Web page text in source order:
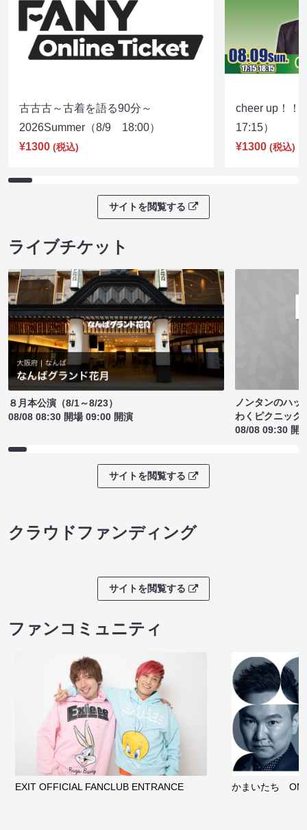
古古古～古着を語る90分～
2026Summer（8/9 18:00）
¥1300 (税込)
cheer up！
17:15）
¥1300 (税込)
サイトを閲覧する
ライブチケット
８月本公演（8/1～8/23）
08/08 08:30 開場 09:00 開演
ノンタンのハッ
わくピクニック
08/08 09:30 開
サイトを閲覧する
クラウドファンディング
サイトを閲覧する
ファンコミュニティ
EXIT OFFICIAL FANCLUB ENTRANCE かまいたち